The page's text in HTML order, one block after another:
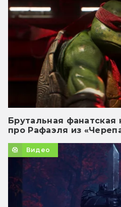
Брутальная фанатская
про Рафаэля из
Видео